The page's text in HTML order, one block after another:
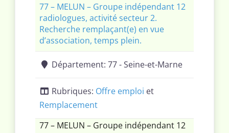
77 – MELUN – Groupe indépendant 12
radiologues, activité secteur 2.
Recherche remplaçant(e) en vue
d’association, temps plein.
Département: 77 - Seine-et-Marne
Rubriques: Offre emploi et
Remplacement
77 – MELUN – Groupe indépendant 12